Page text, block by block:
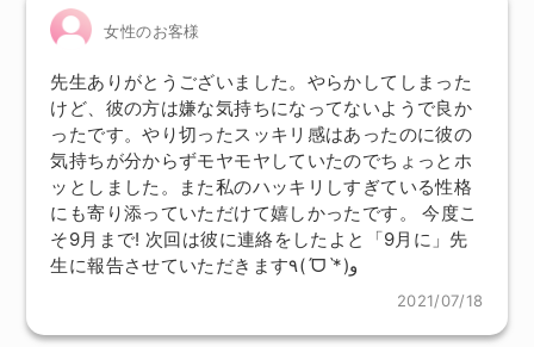
女性のお客様
先生ありがとうございました。やらかしてしまった
けど、彼の方は嫌な気持ちになってないようで良か
ったです。やり切ったスッキリ感はあったのに彼の
気持ちが分からずモヤモヤしていたのでちょっとホ
ッとしました。また私のハッキリしすぎている性格
にも寄り添っていただけて嬉しかったです。 今度こ
そ9月まで! 次回は彼に連絡をしたよと「9月に」先
2021/07/18